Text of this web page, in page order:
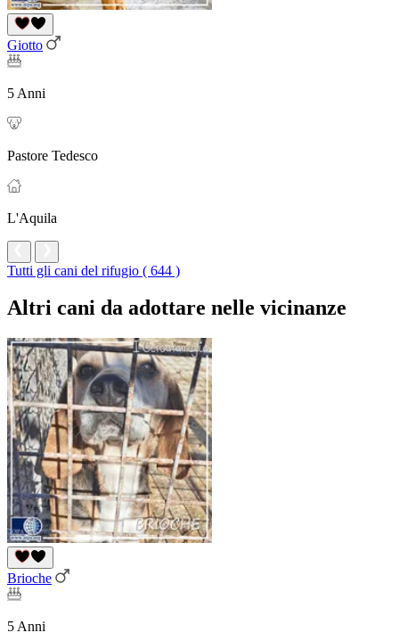
Giotto
5 Anni
Pastore Tedesco
L'Aquila
Tutti gli cani del rifugio ( 644 )
Altri cani da adottare nelle vicinanze
Brioche
5 Anni